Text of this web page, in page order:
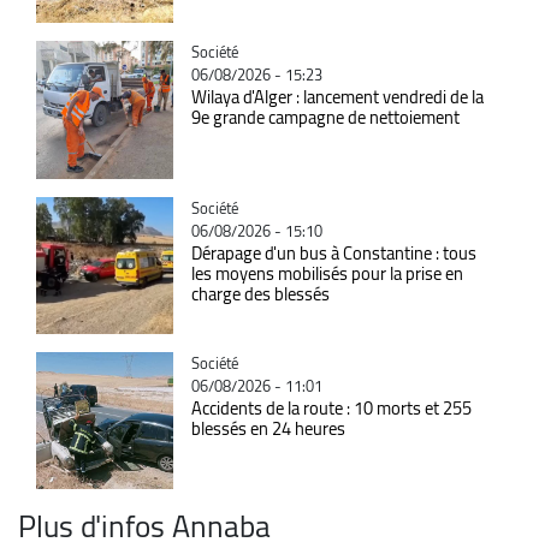
Catégorie
Société
06/08/2026 - 15:23
Wilaya d'Alger : lancement vendredi de la
9e grande campagne de nettoiement
Catégorie
Société
06/08/2026 - 15:10
Dérapage d'un bus à Constantine : tous
les moyens mobilisés pour la prise en
charge des blessés
Catégorie
Société
06/08/2026 - 11:01
Accidents de la route : 10 morts et 255
blessés en 24 heures
Plus d'infos Annaba